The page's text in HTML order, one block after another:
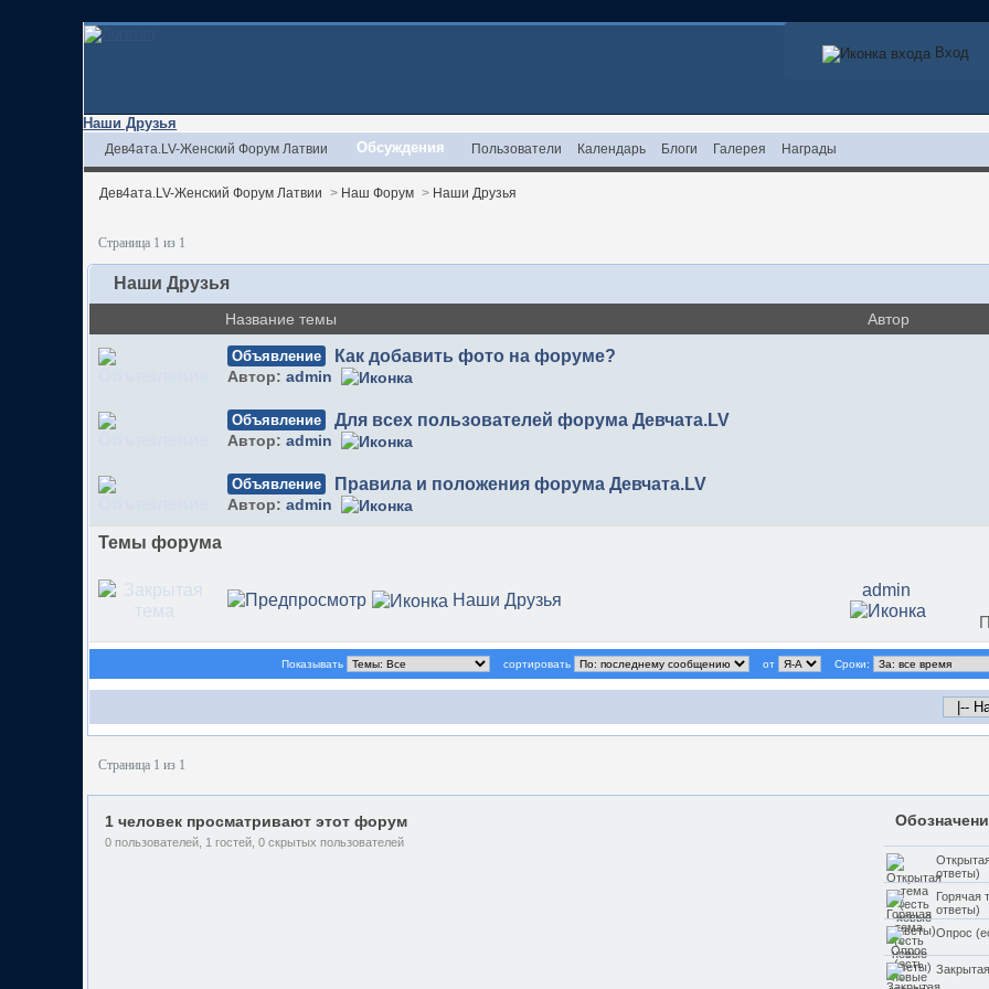
Вход
Наши Друзья
Дев4ата.LV-Женский Форум Латвии Обсуждения Пользователи Календарь Блоги Галерея Награды
Дев4ата.LV-Женский Форум Латвии > Наш Форум > Наши Друзья
Страница 1 из 1
Наши Друзья
Название темы Автор
Объявление Как добавить фото на форуме?
Автор:admin
Объявление Для всех пользователей форума Девчата.LV
Автор:admin
Объявление Правила и положения форума Девчата.LV
Автор:admin
Темы форума
Наши Друзья
admin
Показывать сортировать от Сроки:
Страница 1 из 1
ответы)
Горячая
ответы)
Опрос
1 человек просматривают этот форум
0 пользователей, 1 гостей, 0 скрытых пользователей